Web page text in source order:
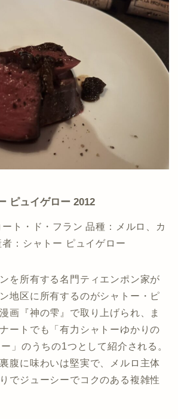
ピュイゲロー 2012
ト・ド・フラン 品種：メルロ、カ
：シャトー ピュイゲロー
を所有する名門ティエンポン家が
地区に所有するのがシャトー・ピ
画『神の雫』で取り上げられ、ま
ートでも「有力シャトーゆかりの
」のうちの1つとして紹介される。
腹に味わいは堅実で、メルロ主体
でジューシーでコクのある複雑性